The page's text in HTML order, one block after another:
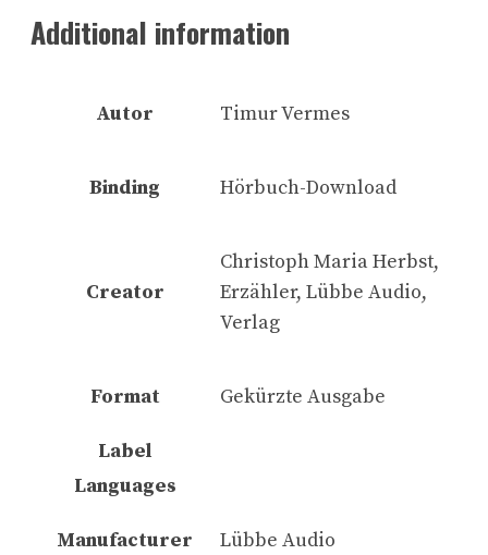
Additional information
Autor Timur Vermes
Binding Hörbuch-Download
Creator
Christoph Maria Herbst,
Erzähler, Lübbe Audio,
Verlag
Format Gekürzte Ausgabe
Label
Languages
Manufacturer Lübbe Audio